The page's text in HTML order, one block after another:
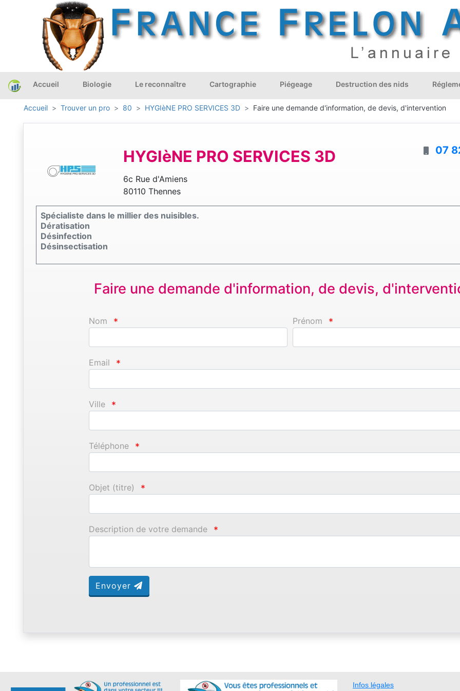
Accueil Biologie Le reconnaître Cartographie Piégeage Destruction des nids
Accueil Trouver un pro 80 HYGIèNE PRO SERVICES 3D Faire une demande d'information, de devis, d'intervention
HYGIèNE PRO SERVICES 3D
6c Rue d'Amiens
80110 Thennes
07
Spécialiste dans le millier des nuisibles.
Dératisation
Désinfection
Désinsectisation
Faire une demande d'information, de devis,
Nom * Prénom *
Email *
Ville *
Téléphone *
Objet (titre) *
Description de votre demande *
Envoyer
Infos légales